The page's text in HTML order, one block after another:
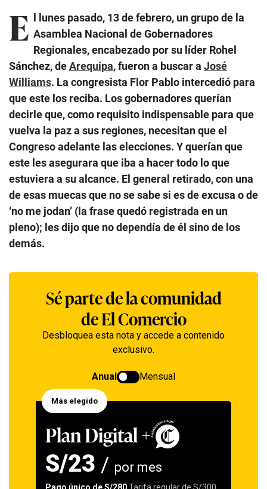
E l lunes pasado, 13 de febrero, un grupo de la
Asamblea Nacional de Gobernadores
Regionales, encabezado por su líder Rohel
Sánchez, deArequipa, fueron a buscar a José
Williams. La congresista Flor Pablo intercedió para
que este los reciba. Los gobernadores querían
decirle que, como requisito indispensable para que
vuelva la paz a sus regiones, necesitan que el
Congreso adelante las elecciones. Y querían que
este les asegurara que iba a hacer todo lo que
estuviera a su alcance. El general retirado, con una
de esas muecas que no se sabe si es de excusa o de
‘no me jodan’ (la frase quedó registrada en un
pleno); les dijo que no dependía de él sino de los
demás.